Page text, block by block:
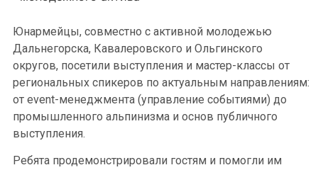
Юнармейцы, совместно с активной молодежью
Дальнегорска, Кавалеровского и Ольгинского
округов, посетили выступления и мастер-классы от
региональных спикеров по актуальным направлениям:
от event-менеджмента (управление событиями) до
промышленного альпинизма и основ публичного
выступления.
Ребята продемонстрировали гостям и помогли им